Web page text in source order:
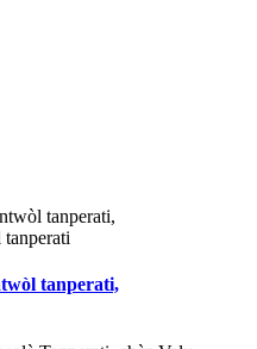
tanperati,